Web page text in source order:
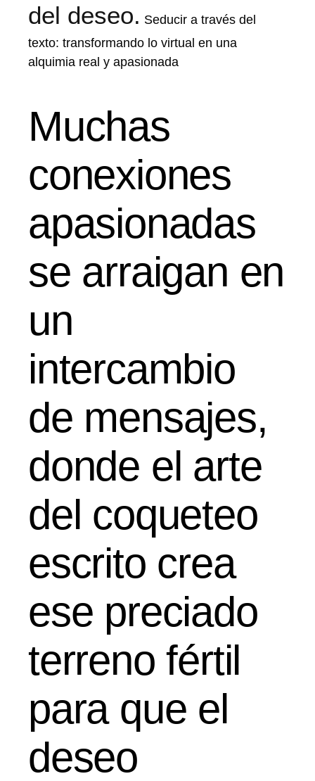
del deseo. Seducir a través del
texto: transformando lo virtual en una
alquimia real y apasionada
Muchas
conexiones
apasionadas
se arraigan en
un
intercambio
de mensajes,
donde el arte
del coqueteo
escrito crea
ese preciado
terreno fértil
para que el
deseo